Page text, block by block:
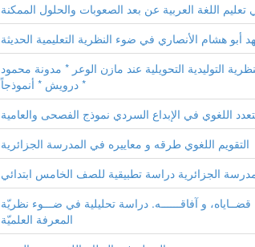
تعليم اللغة العربية عن بعد الصعوبات والحلول الممكنة
أبو هشام الأنصاري في ضوء النظرية التعليمية الحديثة
التوليدية التحويلية عند مازن الوعر * مدونة محمود
درويش * أنموذجاً *
اللغوي في الإبداع السردي نموذج الفصحى والعامية
التقويم اللغوي طرقه و معاييره في المدرسة الجزائرية
الجزائرية دراسة تطبيقية للصف الخامس ابتدائي
و آفاقــــــه. دراسة تحليلية في ضـــوء نظريّة
المعرفة العلميّة